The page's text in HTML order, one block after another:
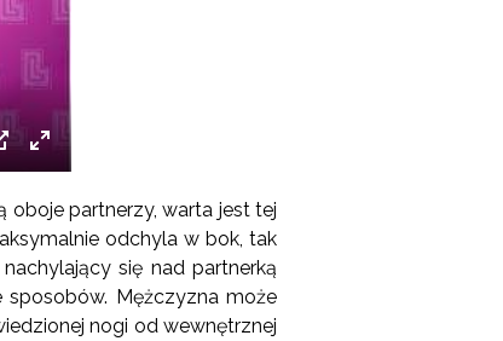
Enter
fullscreen
oboje partnerzy, warta jest tej
odchyla w bok, tak
się nad partnerką
Mężczyzna może
nogi od wewnętrznej